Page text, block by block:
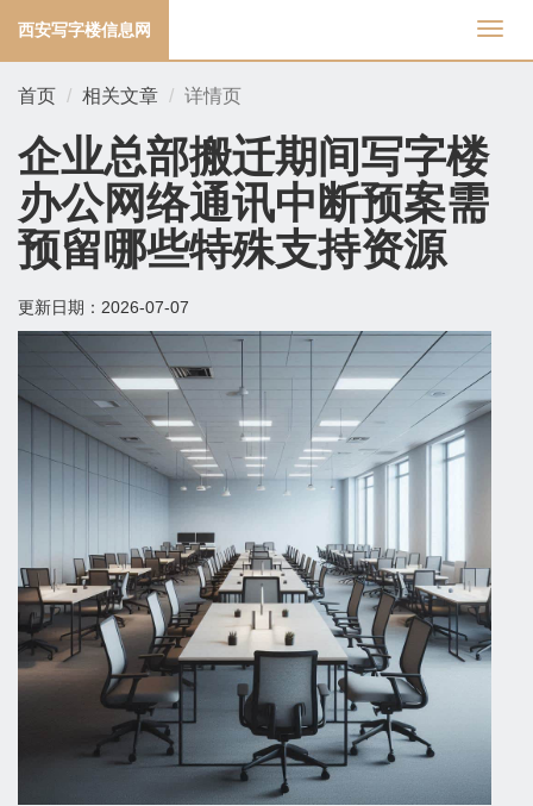
切
换
西安写字楼信息网
首页 相关文章 详情页
企业总部搬迁期间写字楼
办公网络通讯中断预案需
预留哪些特殊支持资源
更新日期： 2026-07-07